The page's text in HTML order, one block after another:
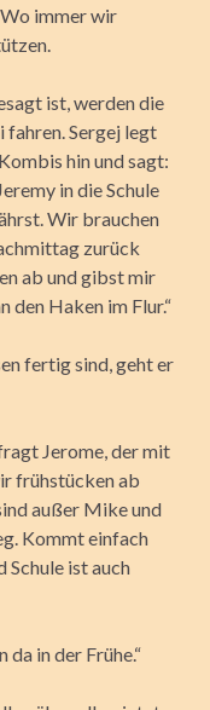
immer wir
ist, werden die
fahren. Sergej legt
hin und sagt:
in die Schule
Wir brauchen
zurück
ab und gibst mir
den Haken im Flur.“
fertig sind, geht er
Jerome, der mit
frühstücken ab
außer Mike und
Kommt einfach
Schule ist auch
da in der Frühe.“